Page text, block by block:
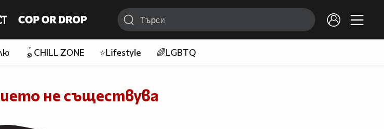
🪀CHILL ZONE ⭐Lifestyle 🌈LGBTQ
не съществува